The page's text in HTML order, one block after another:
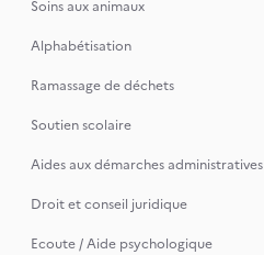
Soins aux animaux
Alphabétisation
Ramassage de déchets
Soutien scolaire
Aides aux démarches administratives
Droit et conseil juridique
Ecoute / Aide psychologique